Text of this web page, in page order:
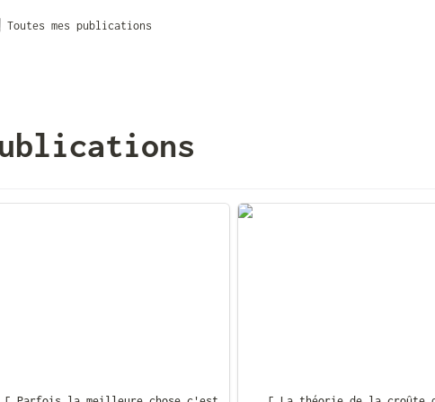
Toutes mes publications
la meilleure chose c'est
[ La théorie de la croûte de